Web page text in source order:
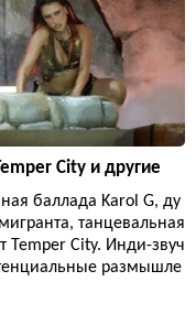
City и другие
баллада Karol G, ду
танцевальная
Temper City. Инди-звуч
размышле